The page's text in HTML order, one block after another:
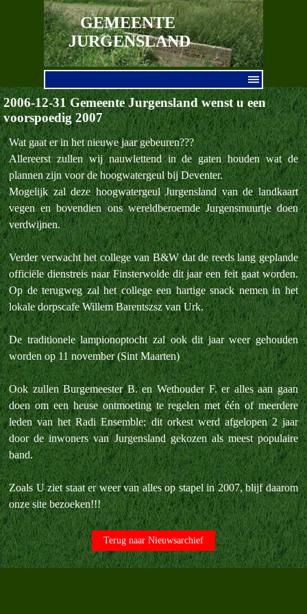
Ga naar de inhoud
GEMEENTE
JURGENSLAND
2006-12-31 Gemeente Jurgensland wenst u een
voorspoedig 2007
Wat gaat er in het nieuwe jaar gebeuren???
Allereerst zullen wij nauwlettend in de gaten houden wat de
plannen zijn voor de hoogwatergeul bij Deventer.
Mogelijk zal deze hoogwatergeul Jurgensland van de landkaart
vegen en bovendien ons wereldberoemde Jurgensmuurtje doen
verdwijnen.
Verder verwacht het college van B&W dat de reeds lang geplande
officiële dienstreis naar Finsterwolde dit jaar een feit gaat worden.
Op de terugweg zal het college een hartige snack nemen in het
lokale dorpscafe Willem Barentszsz van Urk.
De traditionele lampionoptocht zal ook dit jaar weer gehouden
worden op 11 november (Sint Maarten)
Ook zullen Burgemeester B. en Wethouder F. er alles aan gaan
doen om een heuse ontmoeting te regelen met één of meerdere
leden van het Radi Ensemble; dit orkest werd afgelopen 2 jaar
door de inwoners van Jurgensland gekozen als meest populaire
band.
Zoals U ziet staat er weer van alles op stapel in 2007, blijf daarom
onze site bezoeken!!!
Terug naar Nieuwsarchief